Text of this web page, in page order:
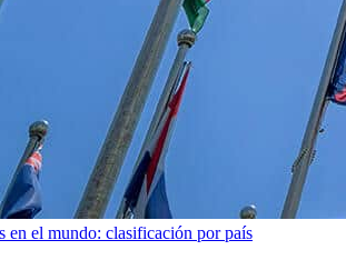
en el mundo: clasificación por país